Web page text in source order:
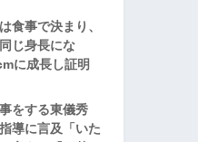
食事で決まり、
じ身長にな
に成長し証明
をする東儀秀
導に言及「いた